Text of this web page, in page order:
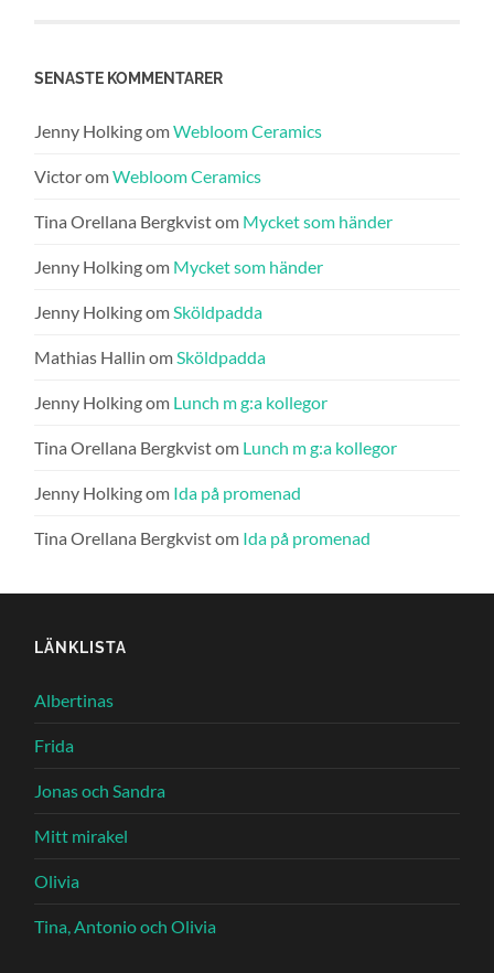
SENASTE KOMMENTARER
Jenny HolkingomWebloom Ceramics
VictoromWebloom Ceramics
Tina Orellana Bergkvistom Mycket som händer
Jenny Holkingom Mycket som händer
Jenny Holkingom Sköldpadda
Mathias Hallin om Sköldpadda
Jenny Holkingom Lunch m g:a kollegor
Tina Orellana Bergkvistom Lunch m g:a kollegor
Jenny Holkingom Ida på promenad
Tina Orellana Bergkvistom Ida på promenad
LÄNKLISTA
Albertinas
Frida
Jonas och Sandra
Mitt mirakel
Olivia
Tina, Antonio och Olivia